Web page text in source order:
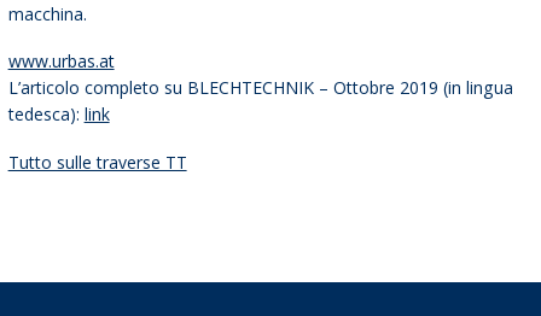
macchina.
www.urbas.at
L’articolo completo su BLECHTECHNIK – Ottobre 2019 (in lingua
tedesca): link
Tutto sulle traverse TT